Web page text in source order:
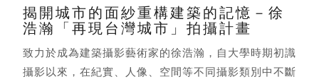
揭開城市的面紗重構建築的記憶－徐
浩瀚「再現台灣城市」拍攝計畫
致力於成為建築攝影藝術家的徐浩瀚，自大學時期初識
攝影以來，在紀實、人像、空間等不同攝影類別中不斷